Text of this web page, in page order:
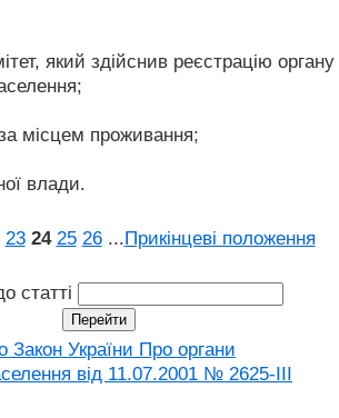
який здійснив реєстрацію органу
місцем проживання;
влади.
23 24 25 26 ...Прикінцеві положення
статті
Закон України Про органи
від 11.07.2001 № 2625-III